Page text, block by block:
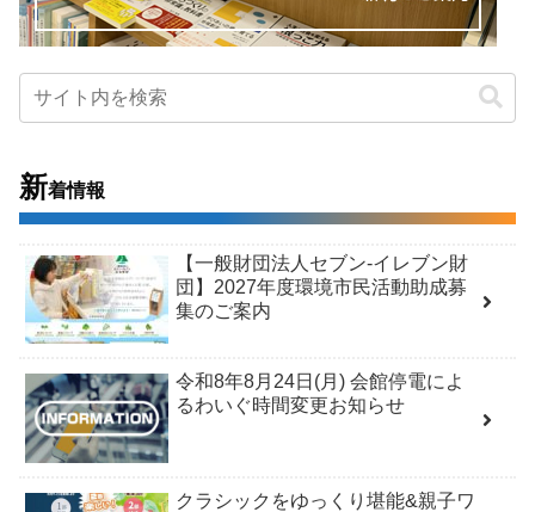
新着情報
【一般財団法人セブン-イレブン財
団】2027年度環境市民活動助成募
集のご案内
令和8年8月24日(月) 会館停電によ
るわいぐ時間変更お知らせ
クラシックをゆっくり堪能&親子ワ